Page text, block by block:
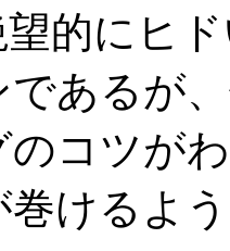
的にヒ
であるが
コツが
巻けるよ